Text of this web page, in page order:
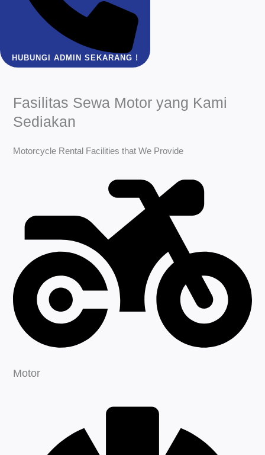
HUBUNGI ADMIN SEKARANG !
Fasilitas Sewa Motor yang Kami
Sediakan
Motorcycle Rental Facilities that We Provide
Motor